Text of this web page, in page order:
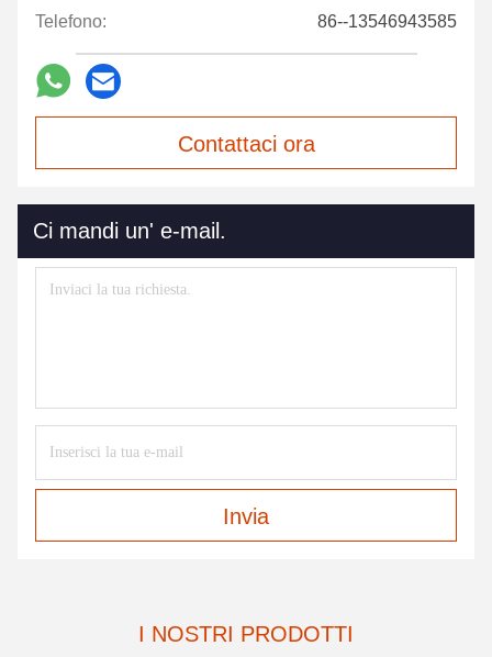
Telefono: 86--13546943585
Contattaci ora
Ci mandi un' e-mail.
Invia
I NOSTRI PRODOTTI